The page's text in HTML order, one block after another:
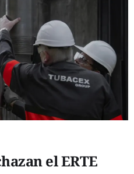
el ERTE